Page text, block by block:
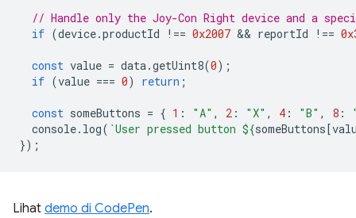
// Handle only the Joy-Con Right device and a
if (device.productId !== 0x2007 && reportId !==
const value = data.getUint8(0);
if (value === 0) return ;
const someButtons = { 1 : "A" , 2 : "X" , 4 : "B" , 8 :
console. log( `User pressed button ${someButtons[
});
Lihat demo di CodePen.